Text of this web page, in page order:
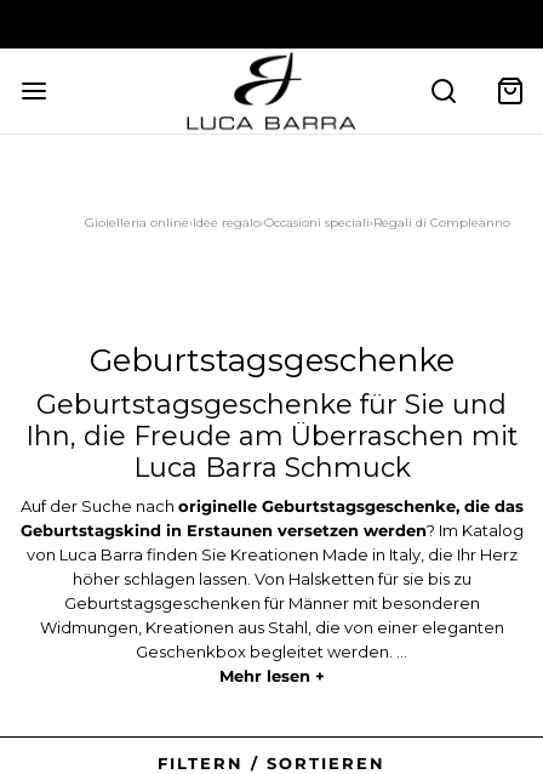
Gioielleria online›Idee regalo›Occasioni speciali›Regali di Compleanno
Geburtstagsgeschenke
Geburtstagsgeschenke für Sie und
Ihn, die Freude am Überraschen mit
Luca Barra Schmuck
Auf der Suche nach originelle Geburtstagsgeschenke, die das
Geburtstagskind in Erstaunen versetzen werden? Im Katalog
von Luca Barra finden Sie Kreationen Made in Italy, die Ihr Herz
höher schlagen lassen. Von Halsketten für sie bis zu
Geburtstagsgeschenken für Männer mit besonderen
Widmungen, Kreationen aus Stahl, die von einer eleganten
Geschenkbox begleitet werden. ...
Mehr lesen +
FILTERN / SORTIEREN